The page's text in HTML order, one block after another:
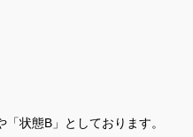
状態B」としております。